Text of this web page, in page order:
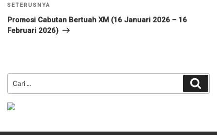
Kiriman
Seterusnya
SETERUSNYA
Promosi Cabutan Bertuah XM (16 Januari 2026 – 16
Februari 2026)
untuk: